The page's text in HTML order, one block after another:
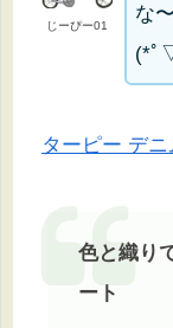
じーぴー01
な
(*ﾟ
ターピー デ
色と織り
ート